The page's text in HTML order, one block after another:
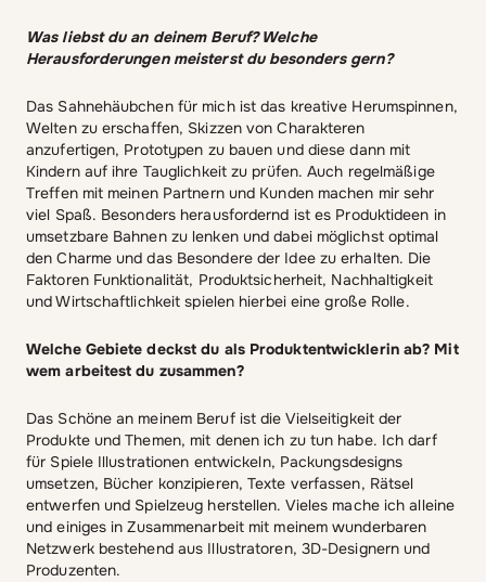
Was liebst du an deinem Beruf? Welche
Herausforderungen meisterst du besonders gern?
Das Sahnehäubchen für mich ist das kreative Herumspinnen,
Welten zu erschaffen, Skizzen von Charakteren
anzufertigen, Prototypen zu bauen und diese dann mit
Kindern auf ihre Tauglichkeit zu prüfen. Auch regelmäßige
Treffen mit meinen Partnern und Kunden machen mir sehr
viel Spaß. Besonders herausfordernd ist es Produktideen in
umsetzbare Bahnen zu lenken und dabei möglichst optimal
den Charme und das Besondere der Idee zu erhalten. Die
Faktoren Funktionalität, Produktsicherheit, Nachhaltigkeit
und Wirtschaftlichkeit spielen hierbei eine große Rolle.
Welche Gebiete deckst du als Produktentwicklerin ab? Mit
wem arbeitest du zusammen?
Das Schöne an meinem Beruf ist die Vielseitigkeit der
Produkte und Themen, mit denen ich zu tun habe. Ich darf
für Spiele Illustrationen entwickeln, Packungsdesigns
umsetzen, Bücher konzipieren, Texte verfassen, Rätsel
entwerfen und Spielzeug herstellen. Vieles mache ich alleine
und einiges in Zusammenarbeit mit meinem wunderbaren
Netzwerk bestehend aus Illustratoren, 3D-Designern und
Produzenten.